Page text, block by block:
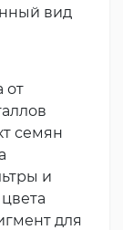
вид
от
семян
и
для